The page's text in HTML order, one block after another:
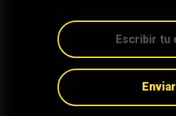
Enviar